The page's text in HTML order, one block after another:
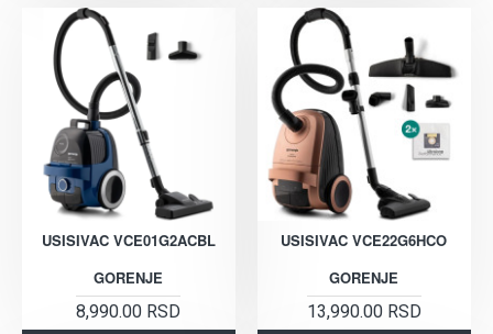
USISIVAC VCE01G2ACBL
GORENJE
8,990.00 RSD
USISIVAC VCE22G6HCO
GORENJE
13,990.00 RSD